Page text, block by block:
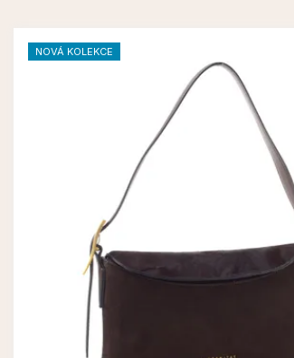
NOVÁ KOLEKCE